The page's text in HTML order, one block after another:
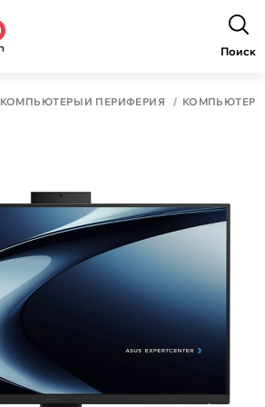
Поиск
КОМПЬЮТЕРЫ И ПЕРИФЕРИЯ КОМПЬЮТЕРЫ